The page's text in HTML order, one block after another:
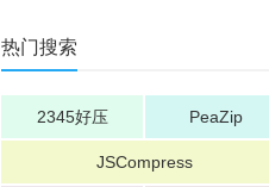
热门搜索
2345好压 PeaZip
JSCompress